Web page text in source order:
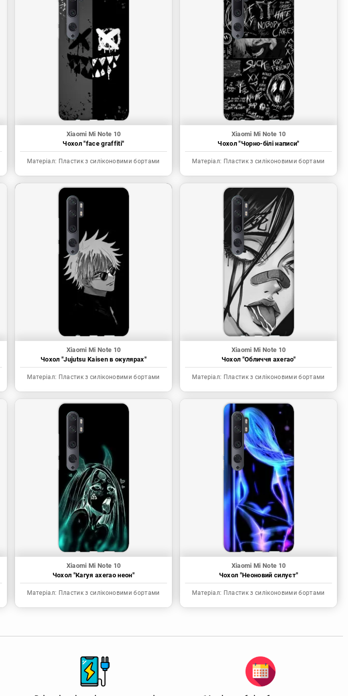
Xiaomi Mi Note 10
Чохол "face graffiti"
Матеріал: Пластик з силіконовими бортами
Xiaomi Mi Note 10
Чохол "Чорно-білі написи"
Матеріал: Пластик з силіконовими бортами
Xiaomi Mi Note 10
Чохол "Jujutsu Kaisen в окулярах"
Матеріал: Пластик з силіконовими бортами
Xiaomi Mi Note 10
Чохол "Обличчя ахегао"
Матеріал: Пластик з силіконовими бортами
Xiaomi Mi Note 10
Чохол "Кагуя ахегао неон"
Матеріал: Пластик з силіконовими бортами
Xiaomi Mi Note 10
Чохол "Неоновий силуєт"
Матеріал: Пластик з силіконовими бортами